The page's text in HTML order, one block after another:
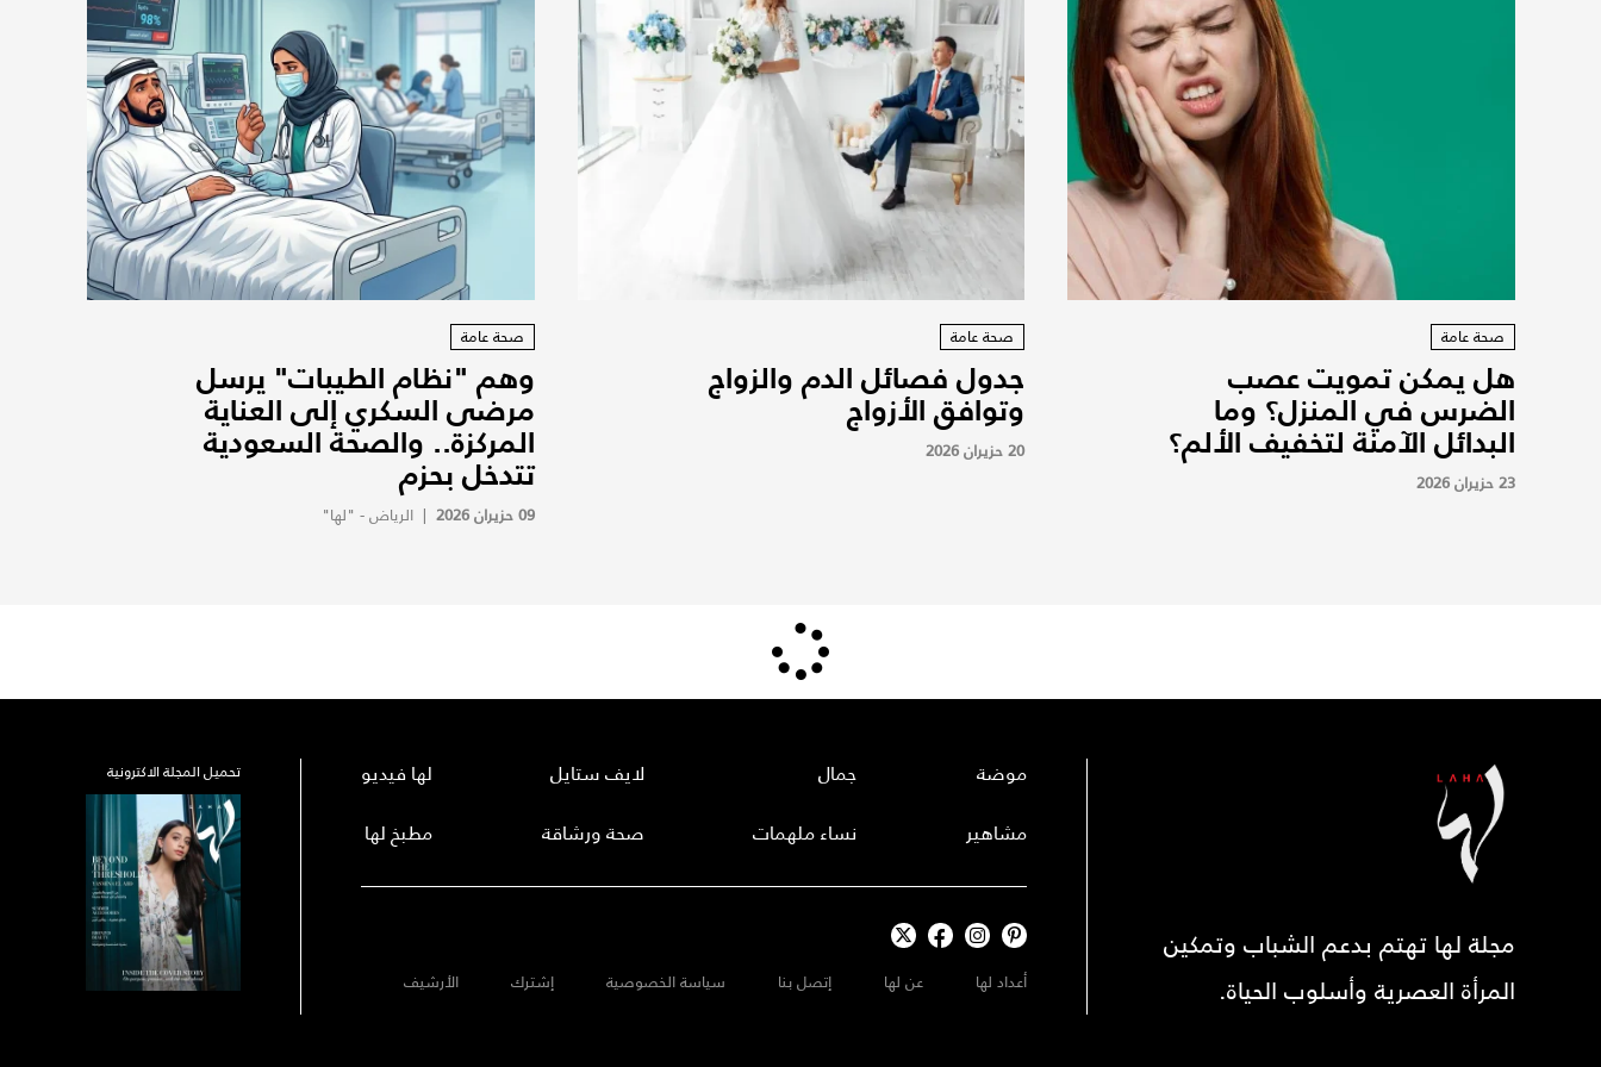
صحة عامة
هل يمكن تمويت عصب
الضرس في المنزل؟ وما
البدائل الآمنة لتخفيف الألم؟
23 حزيران 2026
صحة عامة
جدول فصائل الدم والزواج
وتوافق الأزواج
20 حزيران 2026
صحة عامة
وهم "نظام الطيبات" يرسل
مرضى السكري إلى العناية
المركزة.. والصحة السعودية
تتدخل بحزم
09 حزيران 2026 |الرياض - "لها"
مجلة لها تهتم بدعم الشباب وتمكين
المرأة العصرية وأسلوب الحياة.
موضة
مشاهير
جمال
نساء ملهمات
لايف ستايل
صحة ورشاقة
لها فيديو
مطبخ لها
أعداد لها عن لها إتصل بنا سياسة الخصوصية إشترك الأرشيف
تحميل المجلة الاكترونية